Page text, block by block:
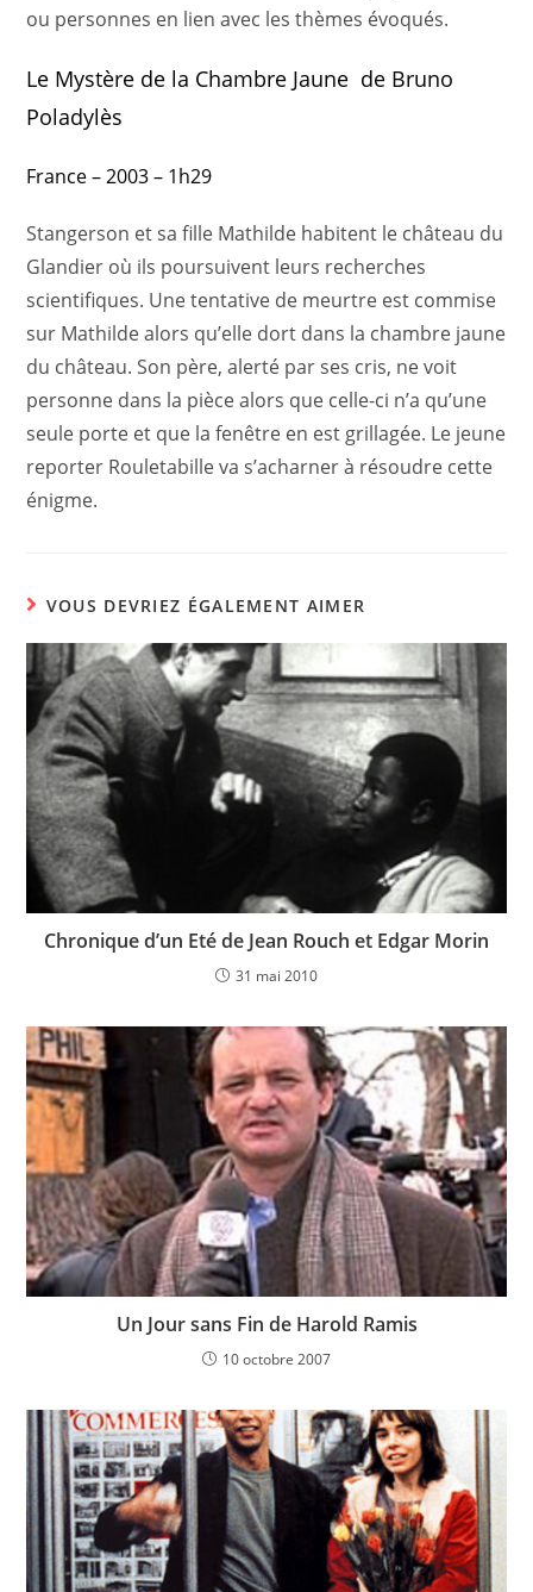
ou personnes en lien avec les thèmes évoqués.
Le Mystère de la Chambre Jaune de Bruno
Poladylès
France – 2003 – 1h29
Stangerson et sa fille Mathilde habitent le château du
Glandier où ils poursuivent leurs recherches
scientifiques. Une tentative de meurtre est commise
sur Mathilde alors qu’elle dort dans la chambre jaune
du château. Son père, alerté par ses cris, ne voit
personne dans la pièce alors que celle-ci n’a qu’une
seule porte et que la fenêtre en est grillagée. Le jeune
reporter Rouletabille va s’acharner à résoudre cette
énigme.
VOUS DEVRIEZ ÉGALEMENT AIMER
Chronique d’un Eté de Jean Rouch et Edgar Morin
31 mai 2010
Un Jour sans Fin de Harold Ramis
10 octobre 2007